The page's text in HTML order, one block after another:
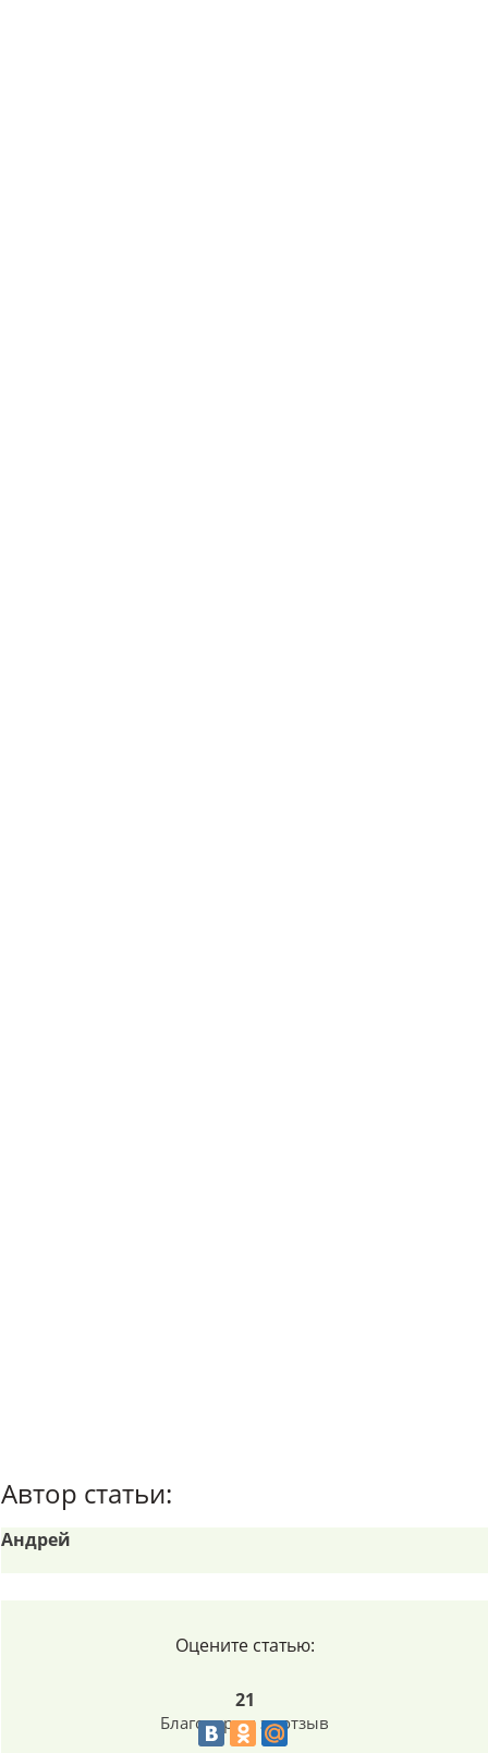
Автор статьи:
Андрей
Оцените статью:
21
Благодарим за отзыв